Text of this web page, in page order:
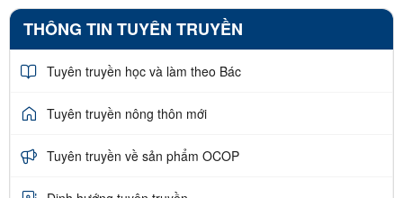
THÔNG TIN TUYÊN TRUYỀN
Tuyên truyền học và làm theo Bác
Tuyên truyền nông thôn mới
Tuyên truyền về sản phẩm OCOP